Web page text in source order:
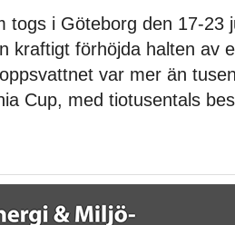
togs i Göteborg den 17-23
kraftigt förhöjda halten av
var mer än
Cup, med tiotusentals